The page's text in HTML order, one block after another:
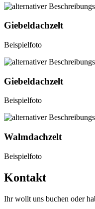
Giebeldachzelt
Beispielfoto
Giebeldachzelt
Beispielfoto
Walmdachzelt
Beispielfoto
Kontakt
Ihr wollt uns buchen oder